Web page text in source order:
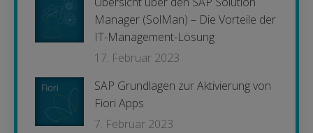
Manager (SolMan) – Die Vorteile der
IT-Management-Lösung
17. Februar 2023
SAP Grundlagen zur Aktivierung von
Fiori Apps
7. Februar 2023